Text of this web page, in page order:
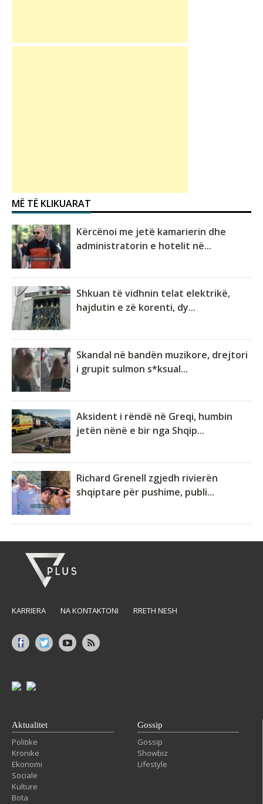
MË TË KLIKUARAT
Kërcënoi me jetë kamarierin dhe
administratorin e hotelit në...
Shkuan të vidhnin telat elektrikë,
hajdutin e zë korenti, dy...
Skandal në bandën muzikore, drejtori
i grupit sulmon s*ksual...
Aksident i rëndë në Greqi, humbin
jetën nënë e bir nga Shqip...
Richard Grenell zgjedh rivierën
shqiptare për pushime, publi...
KARRIERA NA KONTAKTONI RRETH NESH
Aktualitet
Politike
Kronike
Ekonomi
Sociale
Kulture
Bota
Gossip
Gossip
Showbiz
Lifestyle